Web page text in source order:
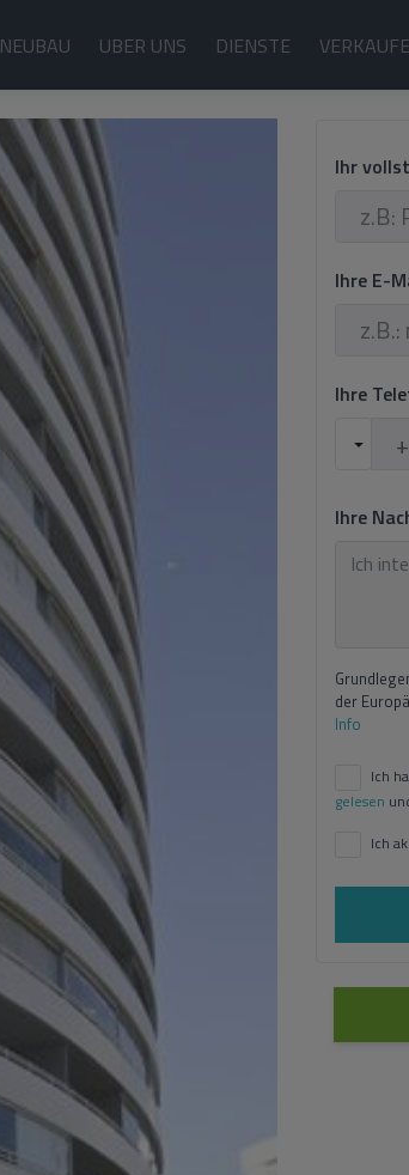
NEUBAU UBER UNS DIENSTE
Ihr
Ihre E-
Ihre
Ihre
der
Info
Ich
gelesen
Ich